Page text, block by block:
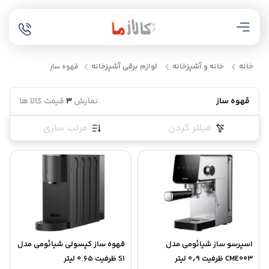
خانه خانه و آشپزخانه لوازم برقی آشپزخانه قهوه ساز
قهوه ساز نمایش3قیمت کالا ها
فیلتر کردن مرتب سازی
اسپرسو ساز شیائومی مدل
CME003 ظرفیت ۰٫۹ لیتر
قهوه ساز کپسولی شیائومی مدل
S1 ظرفیت ۰.۶۵ لیتر